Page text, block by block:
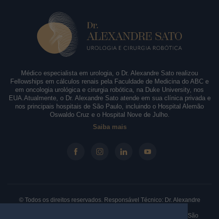
Médico especialista em urologia, o Dr. Alexandre Sato realizou
Fellowships em cálculos renais pela Faculdade de Medicina do ABC e
em oncologia urológica e cirurgia robótica, na Duke University, nos
EUA.Atualmente, o Dr. Alexandre Sato atende em sua clínica privada e
nos principais hospitais de São Paulo, incluindo o Hospital Alemão
Oswaldo Cruz e o Hospital Nove de Julho.
Saiba mais
© Todos os direitos reservados. Responsável Técnico: Dr. Alexandre
Clínica: Rua Borges Lagoa, 913 - Sala 31/32, Vila Clementino. São